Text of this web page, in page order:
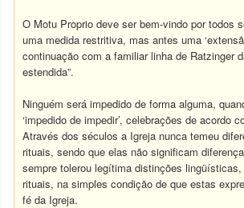
O Motu Proprio deve ser bem-vindo por todos
uma medida restritiva, mas antes uma
continuação com a familiar linha de Ratzinger
estendida”.
Ninguém será impedido de forma alguma,
‘impedido de impedir’, celebrações de acordo
Através dos séculos a Igreja nunca temeu
rituais, sendo que elas não significam
sempre tolerou legítima distinções
rituais, na simples condição de que estas
fé da Igreja.